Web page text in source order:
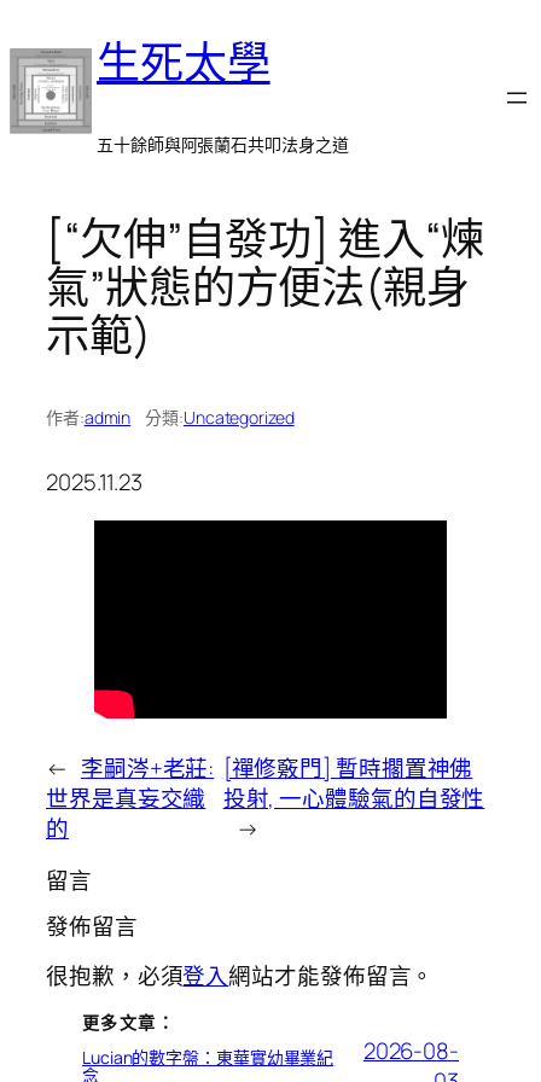
至
主
要
內
生死太學
五十餘師與阿張蘭石共叩法身之道
[“欠伸”自發功] 進入“煉
氣”狀態的方便法(親身
示範)
作者:admin 分類:Uncategorized
2025.11.23
← 李嗣涔+老莊:
世界是真妄交織
的
[禪修竅門] 暫時擱置神佛
投射, 一心體驗氣的自發性
→
留言
發佈留言
很抱歉，必須登入網站才能發佈留言。
更多文章：
Lucian的數字盤：東華實幼畢業紀
念
2026-08-